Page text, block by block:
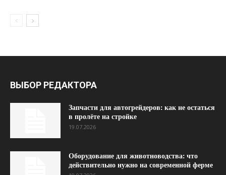
ВЫБОР РЕДАКТОРА
Запчасти для автогрейдеров: как не остаться
в пролёте на стройке
19.07.2026
Оборудование для животноводства: что
действительно нужно на современной ферме